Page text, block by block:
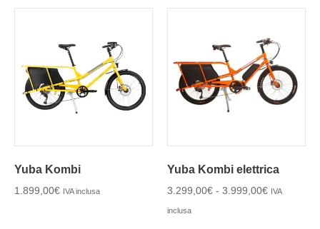
Yuba Kombi
1.899,00€ IVA inclusa
Yuba Kombi elettrica
3.299,00€ - 3.999,00€ IVA
inclusa